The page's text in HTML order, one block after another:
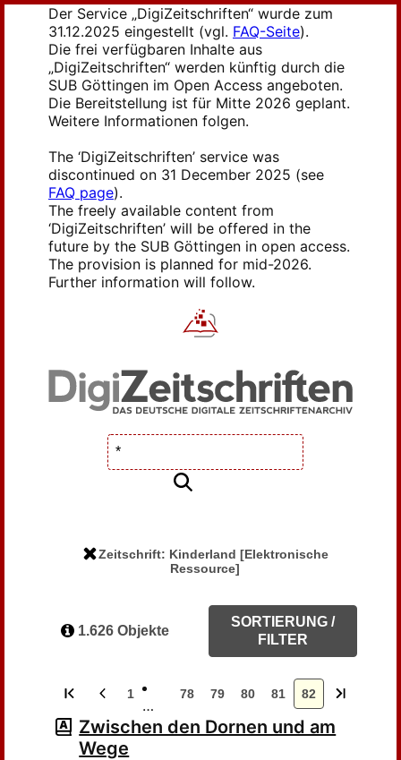
Der Service „DigiZeitschriften“ wurde zum
31.12.2025 eingestellt (vgl. FAQ-Seite).
Die frei verfügbaren Inhalte aus
„DigiZeitschriften“ werden künftig durch die
SUB Göttingen im Open Access angeboten.
Die Bereitstellung ist für Mitte 2026 geplant.
Weitere Informationen folgen.
The ‘DigiZeitschriften’ service was
discontinued on 31 December 2025 (see
FAQ page).
The freely available content from
‘DigiZeitschriften’ will be offered in the
future by the SUB Göttingen in open access.
The provision is planned for mid-2026.
Further information will follow.
Zeitschrift: Kinderland [Elektronische
Ressource]
1.626 Objekte
SORTIERUNG /
FILTER
1
…
78 79 80 81 82
Zwischen den Dornen und am
Wege